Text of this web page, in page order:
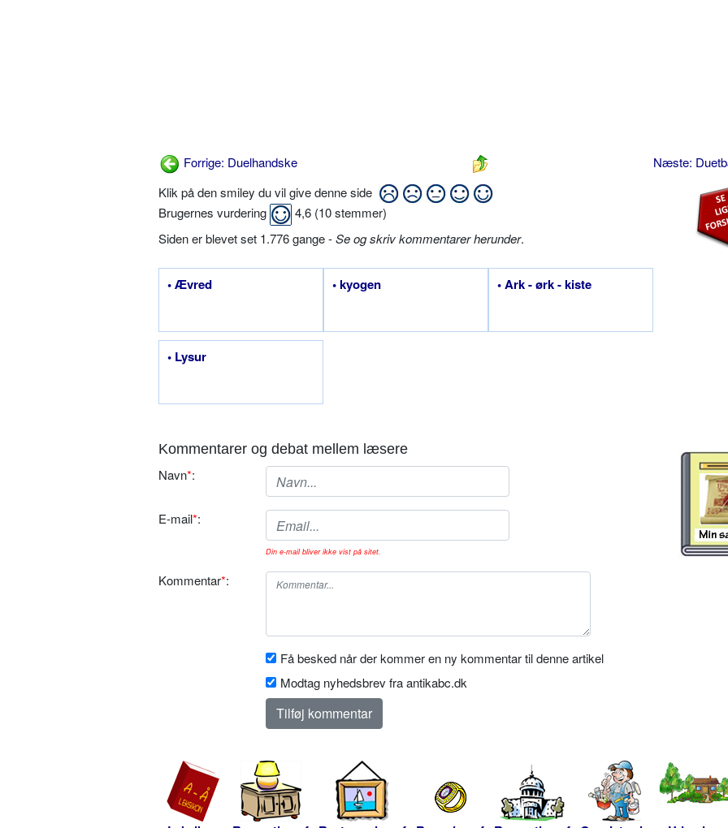
Forrige: Duelhandske
Næste:
Klik på den smiley du vil give denne side
Brugernes vurdering
4,6 (10stemmer)
Siden er blevet set 1.776 gange -Se og skriv kommentarer herunder.
• Ævred • kyogen • Ark - ørk - kiste
• Lysur
Kommentarer og debat mellem læsere
Navn*:
E-mail*:
Din e-mail bliver ikke vist på sitet.
Kommentar*:
Få besked når der kommer en ny kommentar til denne artikel
Modtag nyhedsbrev fra antikabc.dk